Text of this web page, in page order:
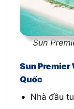
Sun
Sun Premier
Quốc
Nhà đầu